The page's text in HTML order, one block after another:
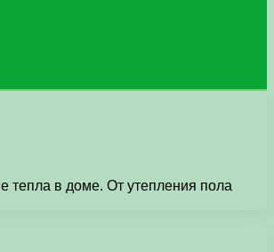
тепла в доме. От утепления пола